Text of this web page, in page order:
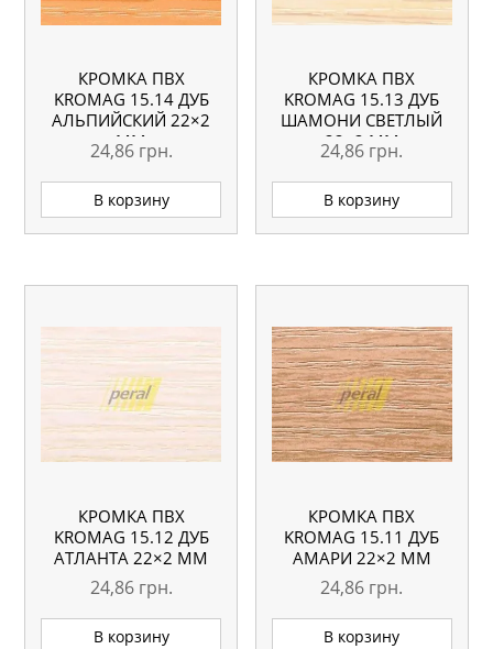
КРОМКА ПВХ
KROMAG 15.14 ДУБ
АЛЬПИЙСКИЙ 22×2
ММ
24,86 грн.
В корзину
КРОМКА ПВХ
KROMAG 15.13 ДУБ
ШАМОНИ СВЕТЛЫЙ
22×2 ММ
24,86 грн.
В корзину
КРОМКА ПВХ
KROMAG 15.12 ДУБ
АТЛАНТА 22×2 ММ
24,86 грн.
В корзину
КРОМКА ПВХ
KROMAG 15.11 ДУБ
АМАРИ 22×2 ММ
24,86 грн.
В корзину